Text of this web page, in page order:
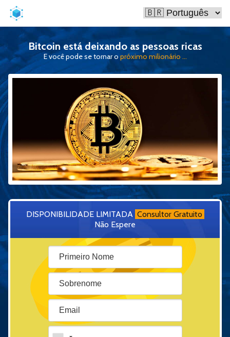
Bitcoin está deixando as pessoas ricas
E você pode se tornar opróximo milionário ...
DISPONIBILIDADE LIMITADA Consultor Gratuito
Não Espere